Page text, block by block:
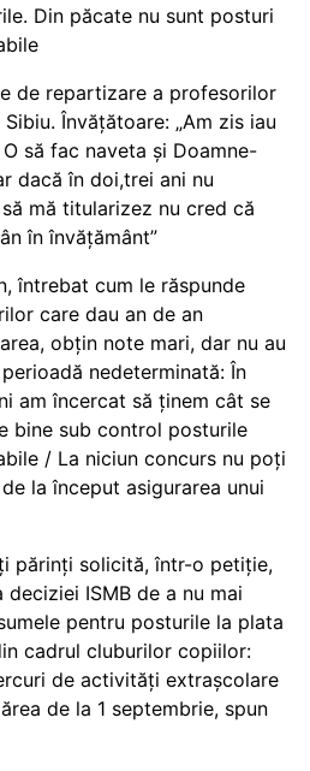
Din păcate nu sunt posturi
de repartizare a profesorilor
Învățătoare: „Am zis iau
să fac naveta și Doamne-
dacă în doi,trei ani nu
mă titularizez nu cred că
în învățământ”
întrebat cum le răspunde
care dau an de an
obțin note mari, dar nu au
nedeterminată: În
am încercat să ținem cât se
bine sub control posturile
/ La niciun concurs nu poți
la început asigurarea unui
părinți solicită, într-o petiție,
deciziei ISMB de a nu mai
pentru posturile la plata
cadrul cluburilor copiilor:
de activități extrașcolare
de la 1 septembrie, spun